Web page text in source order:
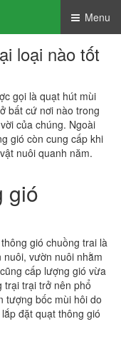
Menu
loại nào tốt
gọi là quạt hút mùi
bất cứ nơi nào trong
của chúng. Ngoài
gió còn cung cấp khi
nuôi quanh năm.
gió
gió chuồng trai là
vườn nuôi nhằm
cấp lượng gió vừa
trại trại trở nên phổ
tượng bốc mùi hôi do
đặt quạt thông gió